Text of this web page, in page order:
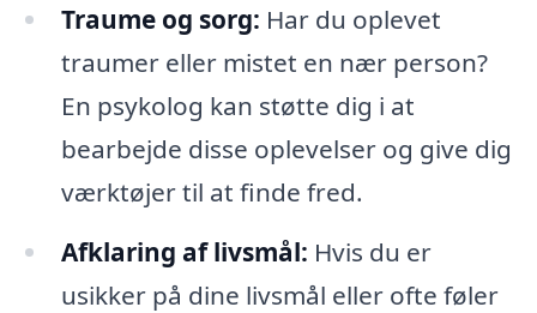
Traume og sorg: Har du oplevet
traumer eller mistet en nær person?
En psykolog kan støtte dig i at
bearbejde disse oplevelser og give dig
værktøjer til at finde fred.
Afklaring af livsmål: Hvis du er
usikker på dine livsmål eller ofte føler